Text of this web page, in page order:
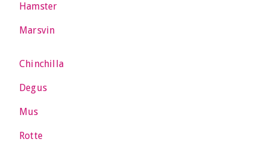
Hamster
Marsvin
Chinchilla
Degus
Mus
Rotte